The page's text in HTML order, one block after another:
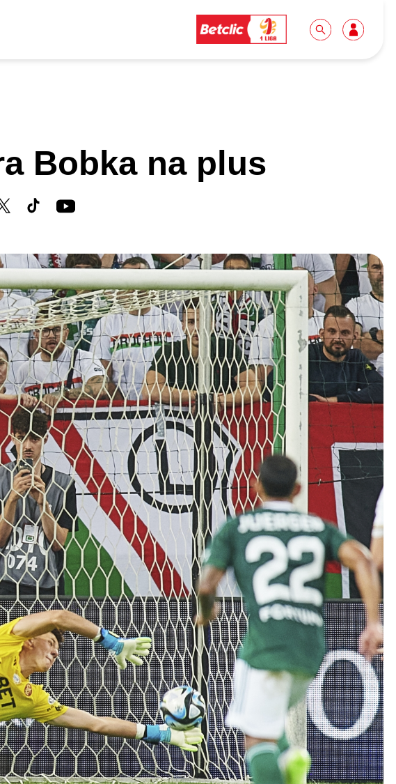
VIP/Skybox
komercyjna
Klub
w Skybox
Biuro prasowe
Do pobrania
Idę pierwszy raz!
Wycieczki
Wolontariat
Patronite
Kolorowanki
Bobka na plus